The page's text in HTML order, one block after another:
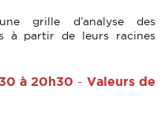
grille d’analyse des
à partir de leurs racines
à 20h30 - Valeurs de